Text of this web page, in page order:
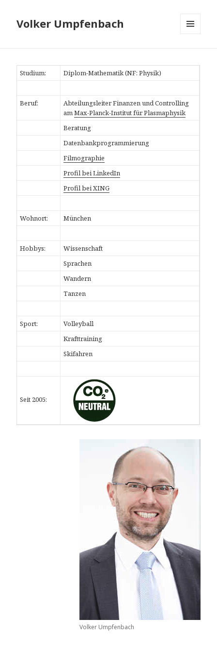
Volker Umpfenbach
Studium: Diplom-Mathematik (NF: Physik)
Beruf:
Abteilungsleiter Finanzen und Controlling
amMax-Planck-Institut für Plasmaphysik
Beratung
Datenbankprogrammierung
Filmographie
Profil bei LinkedIn
Profil bei XING
Wohnort: München
Hobbys:
Wissenschaft
Sprachen
Wandern
Tanzen
Sport:
Volleyball
Krafttraining
Skifahren
Seit 2005:
Volker Umpfenbach